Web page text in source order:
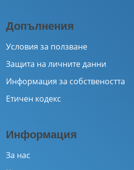
Допълнения
Условия за ползване
Защита на личните данни
Информация за собствеността
Етичен кодекс
Информация
За нас